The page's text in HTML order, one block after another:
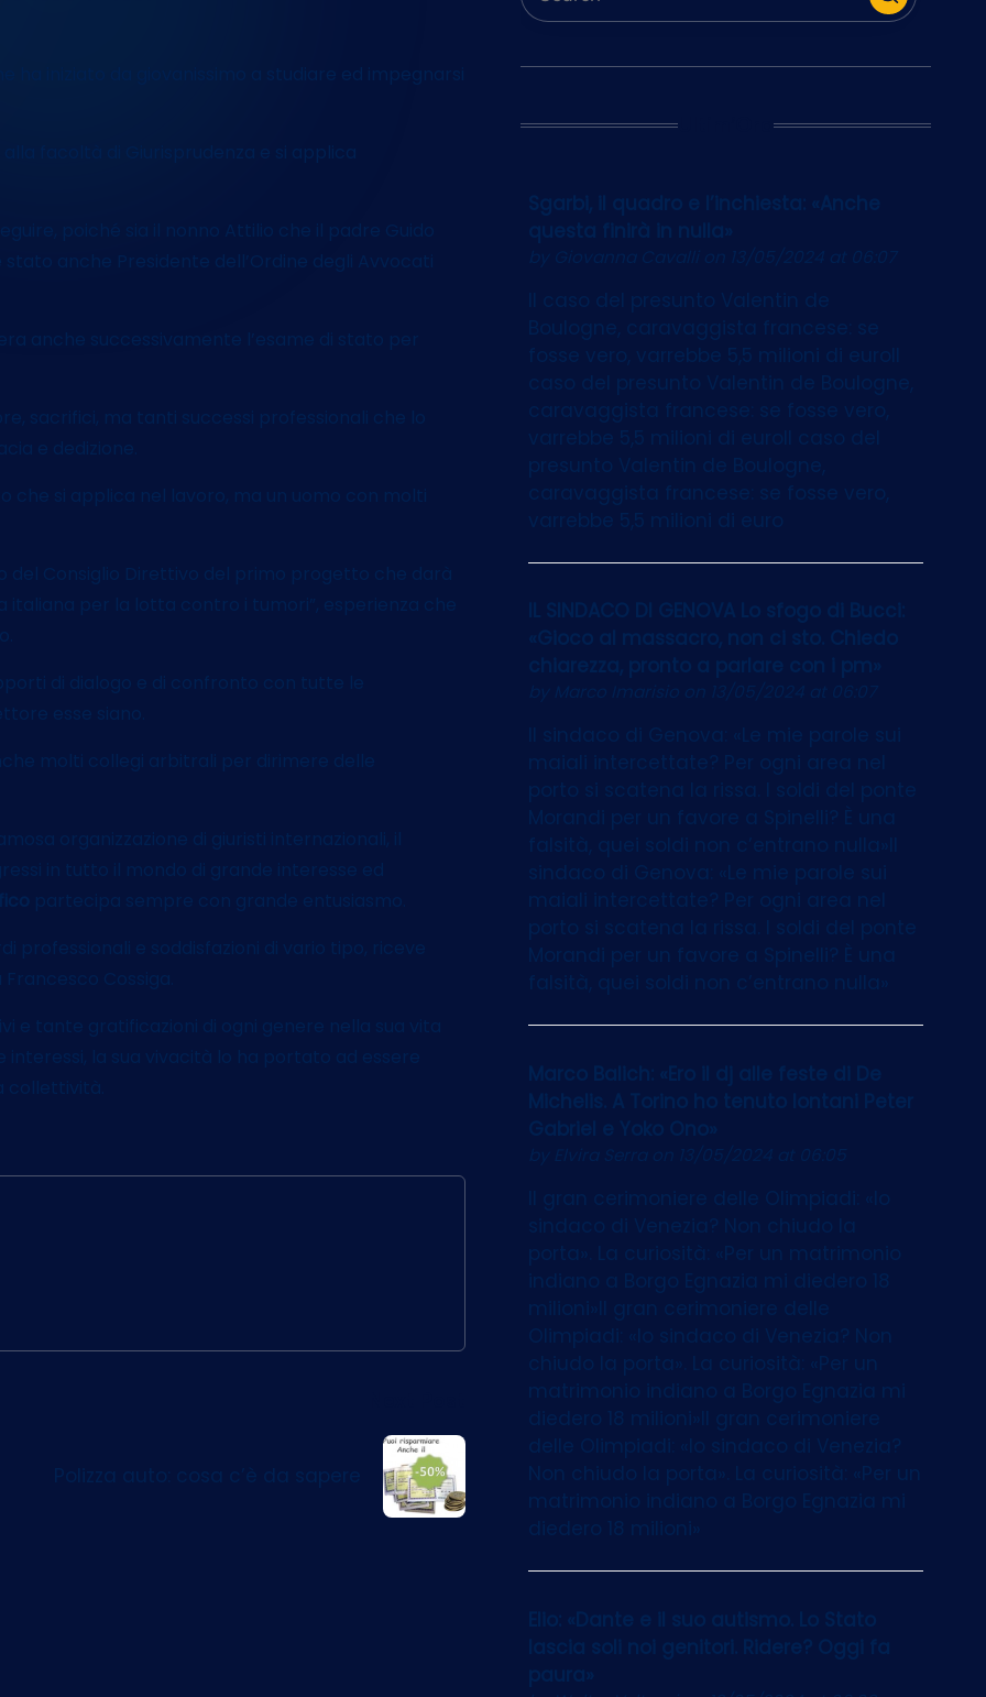
ha iniziato da giovanissimo a studiare ed impegnarsi
alla facoltà di Giurisprudenza e si applica
poiché sia il nonno Attilio che il padre Guido
anche Presidente dell’Ordine degli Avvocati
anche successivamente l’esame di stato per
sacrifici, ma tanti successi professionali che lo
e dedizione.
che si applica nel lavoro, ma un uomo con molti
del Consiglio Direttivo del primo progetto che darà
italiana per la lotta contro i tumori”, esperienza che
di dialogo e di confronto con tutte le
esse siano.
molti collegi arbitrali per dirimere delle
organizzazione di giuristi internazionali, il
in tutto il mondo di grande interesse ed
partecipa sempre con grande entusiasmo.
professionali e soddisfazioni di vario tipo, riceve
Cossiga.
e tante gratificazioni di ogni genere nella sua vita
la sua vivacità lo ha portato ad essere
Polizza auto: cosa c’è da sapere
Ultim’Ora
Sgarbi, il quadro e l’inchiesta: «Anche
questa finirà in nulla»
by Giovanna Cavallion 13/05/2024 at 06:07
Il caso del presunto Valentin de
Boulogne, caravaggista francese: se
fosse vero, varrebbe 5,5 milioni di euroIl
caso del presunto Valentin de Boulogne,
caravaggista francese: se fosse vero,
varrebbe 5,5 milioni di euroIl caso del
presunto Valentin de Boulogne,
caravaggista francese: se fosse vero,
varrebbe 5,5 milioni di euro
IL SINDACO DI GENOVA Lo sfogo di Bucci:
«Gioco al massacro, non ci sto. Chiedo
chiarezza, pronto a parlare con i pm»
by Marco Imarisioon 13/05/2024 at 06:07
Il sindaco di Genova: «Le mie parole sui
maiali intercettate? Per ogni area nel
porto si scatena la rissa. I soldi del ponte
Morandi per un favore a Spinelli? È una
falsità, quei soldi non c’entrano nulla»Il
sindaco di Genova: «Le mie parole sui
maiali intercettate? Per ogni area nel
porto si scatena la rissa. I soldi del ponte
Morandi per un favore a Spinelli? È una
falsità, quei soldi non c’entrano nulla»
Marco Balich: «Ero il dj alle feste di De
Michelis. A Torino ho tenuto lontani Peter
Gabriel e Yoko Ono»
by Elvira Serra on 13/05/2024 at 06:05
Il gran cerimoniere delle Olimpiadi: «Io
sindaco di Venezia? Non chiudo la
porta». La curiosità: «Per un matrimonio
indiano a Borgo Egnazia mi diedero 18
milioni»Il gran cerimoniere delle
Olimpiadi: «Io sindaco di Venezia? Non
chiudo la porta». La curiosità: «Per un
matrimonio indiano a Borgo Egnazia mi
diedero 18 milioni»Il gran cerimoniere
delle Olimpiadi: «Io sindaco di Venezia?
Non chiudo la porta». La curiosità: «Per un
matrimonio indiano a Borgo Egnazia mi
diedero 18 milioni»
Elio: «Dante e il suo autismo. Lo Stato
lascia soli noi genitori. Ridere? Oggi fa
paura»